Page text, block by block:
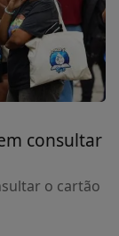
consultar
o cartão